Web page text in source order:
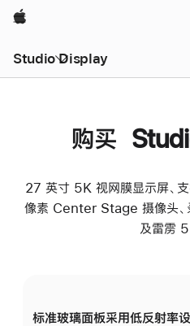
Apple
Studio Display
购买
27 英寸 5K 视网膜显示屏、
像素 Center Stage 摄像头、
及雷雳 5
标准玻璃面板采用低反射率